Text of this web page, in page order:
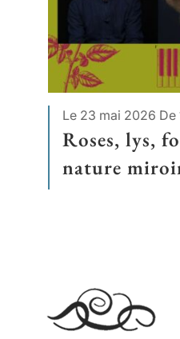
Le 23 mai 2026 De
Roses, lys,
nature